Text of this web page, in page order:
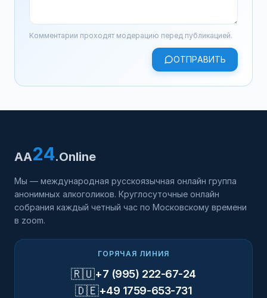
Комментарии проходят модерацию перед публикацией.
ОТПРАВИТЬ
AA24.Online
Мы — международная русскоязычная онлайн группа
анонимных алкоголиков. Круглосуточные онлайн
собрания каждый четный час по Московскому времени
в zoom.
ГОРЯЧАЯ ЛИНИЯ
🇷🇺+7 (995) 222-67-24
🇩🇪+49 1759-653-731